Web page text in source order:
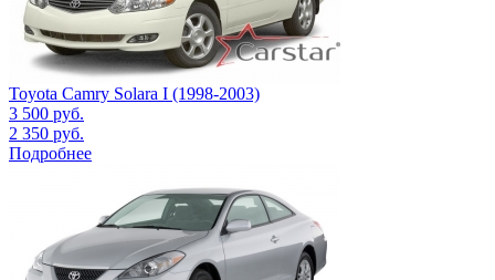
Toyota Camry Solara I (1998-2003)
3 500 руб.
2 350 руб.
Подробнее